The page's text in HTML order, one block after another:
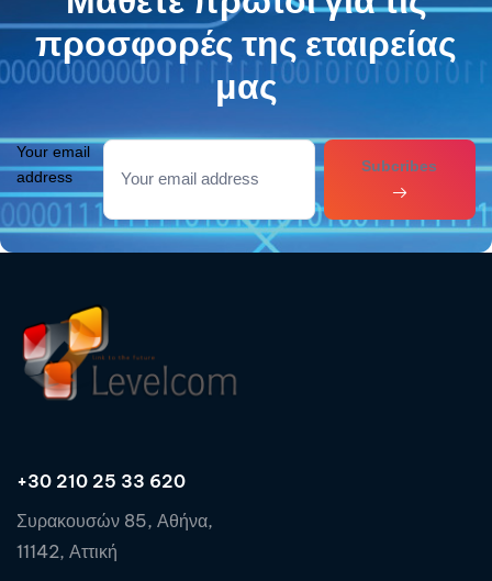
προσφορές της εταιρείας
μας
Your email
address
Subcribes
+30 210 25 33 620
Συρακουσών 85, Αθήνα,
11142, Αττική